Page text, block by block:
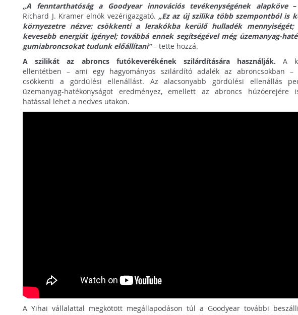
„A fenntarthatóság a Goodyear innovációs tevékenységének alapköve–
Richard J. Kramer elnök vezérigazgató. „Ez az új szilika több szempontból is
környezetre nézve: csökkenti a lerakókba kerülő hulladék mennyiségét;
kevesebb energiát igényel; továbbá ennek segítségével még üzemanyag-
gumiabroncsokat tudunk előállítani” – tette hozzá.
A szilikát az abroncs futókeverékének szilárdítására használják. A
ellentétben – ami egy hagyományos szilárdító adalék az abroncsokban –
csökkenti a gördülési ellenállást. Az alacsonyabb gördülési ellenállás
üzemanyag-hatékonyságot eredményez, emellett az abroncs húzóerejére
hatással lehet a nedves utakon.
A Yihai vállalattal megkötött megállapodáson túl a Goodyear további